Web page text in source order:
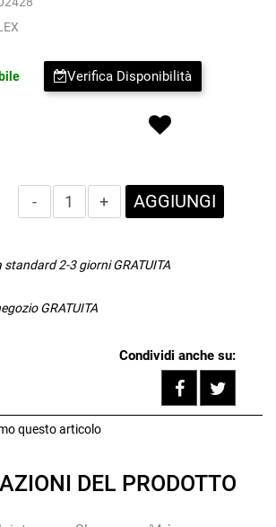
Verifica Disponibilità
Quantità
AGGIUNGI
standard 2-3 giorni GRATUITA
GRATUITA
Condividi anche su:
questo articolo
DEL PRODOTTO